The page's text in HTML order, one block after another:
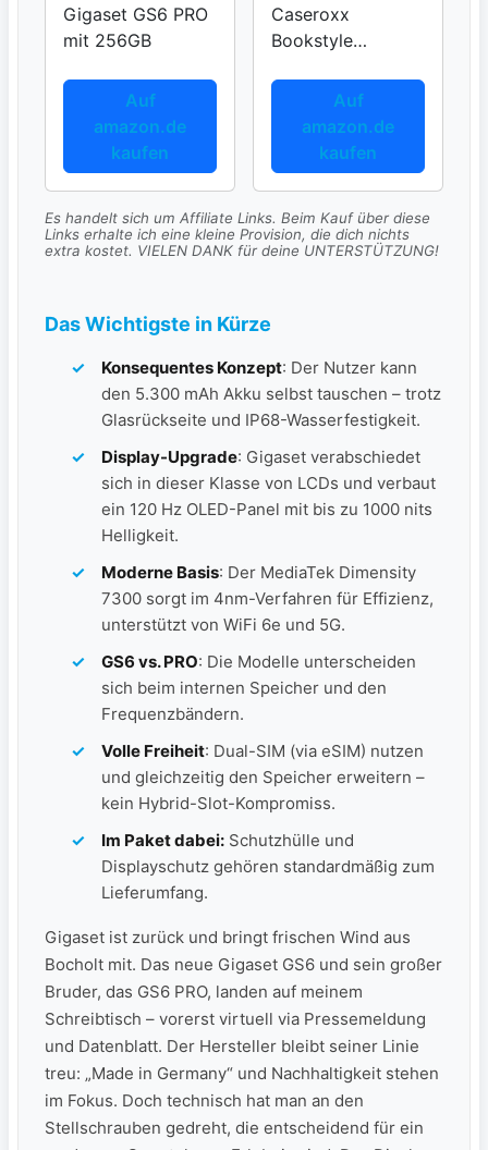
Gigaset GS6 PRO
mit 256GB
Auf
amazon.de
kaufen
Caseroxx
Bookstyle
Auf
amazon.de
kaufen
Es handelt sich um Affiliate Links. Beim Kauf über diese
Links erhalte ich eine kleine Provision, die dich nichts
extra kostet. VIELEN DANK für deine UNTERSTÜTZUNG!
Das Wichtigste in Kürze
Konsequentes Konzept: Der Nutzer kann
den 5.300 mAh Akku selbst tauschen – trotz
Glasrückseite und IP68-Wasserfestigkeit.
Display-Upgrade: Gigaset verabschiedet
sich in dieser Klasse von LCDs und verbaut
ein 120 Hz OLED-Panel mit bis zu 1000 nits
Helligkeit.
Moderne Basis: Der MediaTek Dimensity
7300 sorgt im 4nm-Verfahren für Effizienz,
unterstützt von WiFi 6e und 5G.
GS6 vs. PRO: Die Modelle unterscheiden
sich beim internen Speicher und den
Frequenzbändern.
Volle Freiheit: Dual-SIM (via eSIM) nutzen
und gleichzeitig den Speicher erweitern –
kein Hybrid-Slot-Kompromiss.
Im Paket dabei: Schutzhülle und
Displayschutz gehören standardmäßig zum
Lieferumfang.
Gigaset ist zurück und bringt frischen Wind aus
Bocholt mit. Das neue Gigaset GS6 und sein großer
Bruder, das GS6 PRO, landen auf meinem
Schreibtisch – vorerst virtuell via Pressemeldung
und Datenblatt. Der Hersteller bleibt seiner Linie
treu: „Made in Germany“ und Nachhaltigkeit stehen
im Fokus. Doch technisch hat man an den
Stellschrauben gedreht, die entscheidend für ein